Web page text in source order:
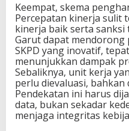
Keempat, skema
Percepatan kinerja sulit
kinerja baik serta sanksi
Garut dapat mendorong
SKPD yang inovatif,
menunjukkan dampak
Sebaliknya, unit kerja
perlu dievaluasi,
Pendekatan ini harus
data, bukan sekadar
menjaga integritas